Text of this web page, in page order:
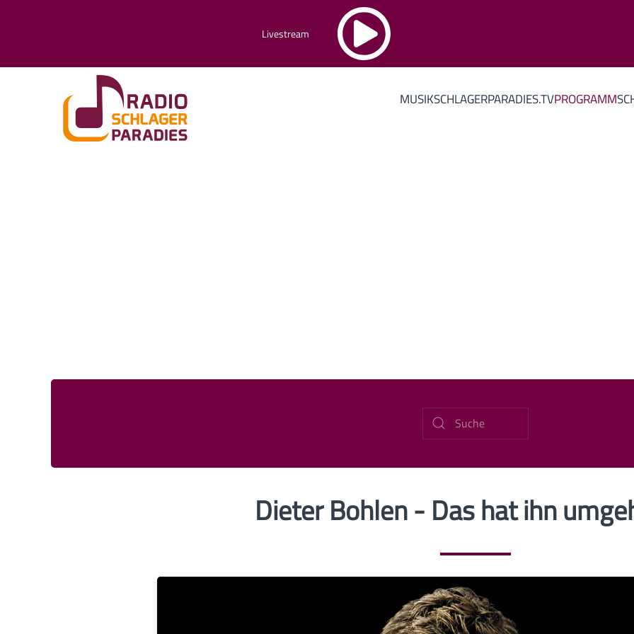
Livestream
MUSIKSCHLAGERPARADIES.TVPROGRAMM
Dieter Bohlen - Das hat ihn